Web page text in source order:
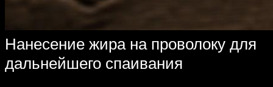
Нанесение жира на проволоку для
дальнейшего спаивания